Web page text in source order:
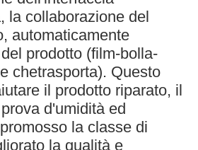
la collaborazione del
automaticamente
prodotto (film-bolla-
chetrasporta). Questo
il prodotto riparato, il
d'umidità ed
la classe di
la qualità e